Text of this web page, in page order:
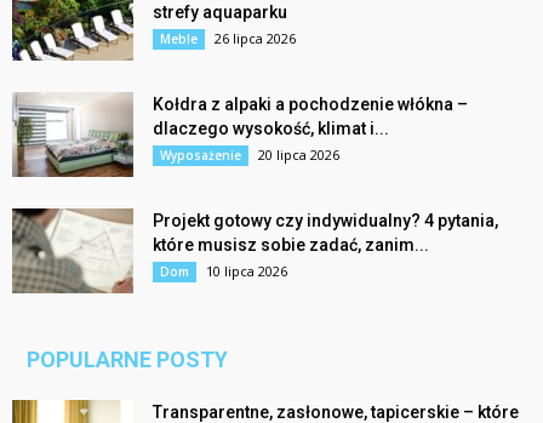
strefy aquaparku
Meble 26 lipca 2026
Kołdra z alpaki a pochodzenie włókna –
dlaczego wysokość, klimat i...
Wyposażenie 20 lipca 2026
Projekt gotowy czy indywidualny? 4 pytania,
które musisz sobie zadać, zanim...
Dom 10 lipca 2026
POPULARNE POSTY
Transparentne, zasłonowe, tapicerskie – które